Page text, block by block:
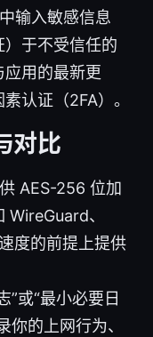
输入敏感信息
）于不受信任的
用的最新更
认证（2FA）。
对比
AES-256 位加
、
度的前提上提供
”或“最小必要日
你的上网行为、